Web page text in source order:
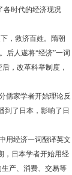
各时代的经济现况
，救济百姓。隋朝
后人遂将“经济”一词
，改革科举制度，
儒家学者开始理论反
到了日本，影响了日
用经济一词翻译英文
，日本学者开始用经
产、消费、交易等